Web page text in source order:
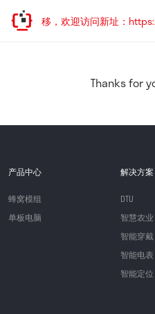
址已迁移，欢迎访问新址：
Thanks for
产品中心
蜂窝模组
单板电脑
解决方案
DTU
智慧农业
智能穿戴
智能电表
智能定位